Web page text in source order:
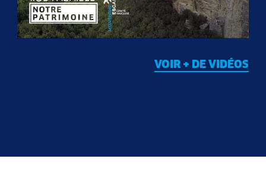
VOIR + DE VIDÉOS